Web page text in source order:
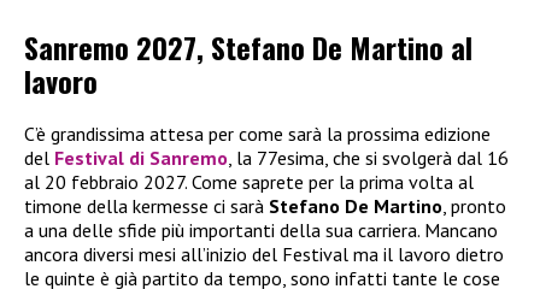
Sanremo 2027, Stefano De Martino al
lavoro
C’è grandissima attesa per come sarà la prossima edizione
del Festival di Sanremo, la 77esima, che si svolgerà dal 16
al 20 febbraio 2027. Come saprete per la prima volta al
timone della kermesse ci sarà Stefano De Martino, pronto
a una delle sfide più importanti della sua carriera. Mancano
ancora diversi mesi all’inizio del Festival ma il lavoro dietro
le quinte è già partito da tempo, sono infatti tante le cose